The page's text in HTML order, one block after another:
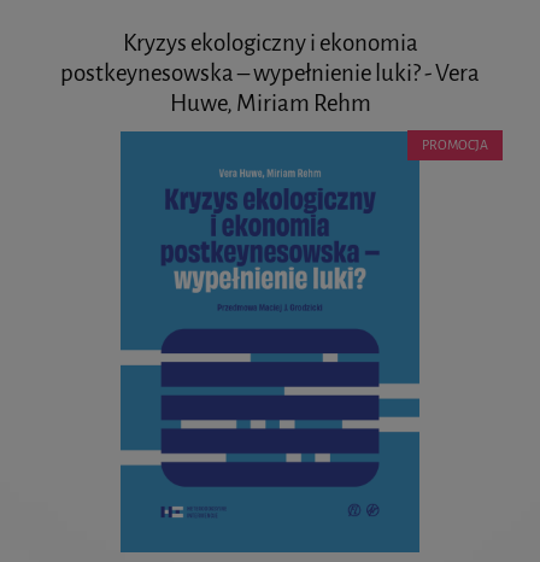
Kryzys ekologiczny i ekonomia
postkeynesowska – wypełnienie luki? - Vera
Huwe, Miriam Rehm
PROMOCJA